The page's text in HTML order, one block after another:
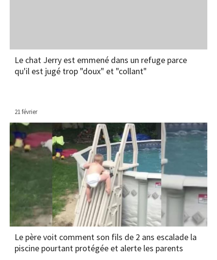
Le chat Jerry est emmené dans un refuge parce
qu'il est jugé trop "doux" et "collant"
21 février
Le père voit comment son fils de 2 ans escalade la
piscine pourtant protégée et alerte les parents